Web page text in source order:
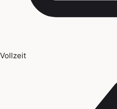
Vollzeit